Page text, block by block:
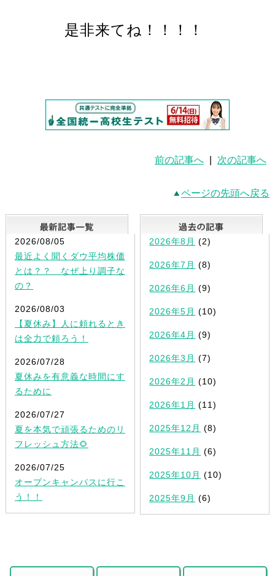
是非来てね！！！！
前の記事へ 次の記事へ
ページの先頭へ戻る
最新記事一覧
2026/08/05
最近よく聞くダウ平均株価
とは？？ なぜ上り調子な
の？
2026/08/03
【夏休み】人に頼れるとき
は全力で頼ろう！
2026/07/28
夏休みを有意義な時間にす
るために
2026/07/27
夏を本気で頑張るためのリ
フレッシュ方法🌻
2026/07/25
オープンキャンパスに行こ
う！！
2026年8月 (2)
2026年7月 (8)
2026年6月 (9)
2026年5月 (10)
2026年4月 (9)
2026年3月 (7)
2026年2月 (10)
2026年1月 (11)
2025年12月 (8)
2025年11月 (6)
2025年10月 (10)
2025年9月 (6)